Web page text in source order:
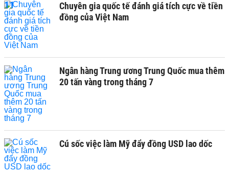
Chuyên gia quốc tế đánh giá tích cực về tiền
đồng của Việt Nam
Ngân hàng Trung ương Trung Quốc mua thêm
20 tấn vàng trong tháng 7
Cú sốc việc làm Mỹ đẩy đồng USD lao dốc